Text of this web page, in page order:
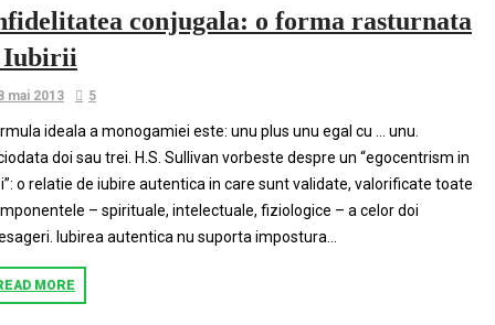
conjugala: o forma rasturnata
Iubirii
mai 2013 5
ideala a monogamiei este: unu plus unu egal cu … unu.
doi sau trei. H.S. Sullivan vorbeste despre un “egocentrism in
o relatie de iubire autentica in care sunt validate, valorificate toate
– spirituale, intelectuale, fiziologice – a celor doi
Iubirea autentica nu suporta impostura...
MORE